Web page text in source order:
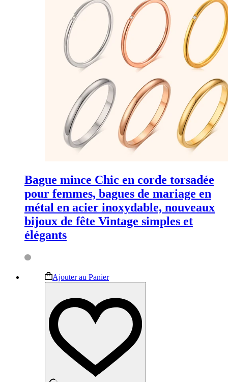
Bague mince Chic en corde torsadée
pour femmes, bagues de mariage en
métal en acier inoxydable, nouveaux
bijoux de fête Vintage simples et
élégants
Ajouter au PanierCe
plusieurs
variations.
options
peuvent
être
choisies
sur